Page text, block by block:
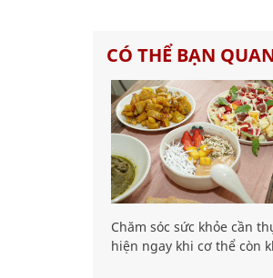
CÓ THỂ BẠN
Chăm sóc sức khỏe cần
hiện ngay khi cơ thể còn